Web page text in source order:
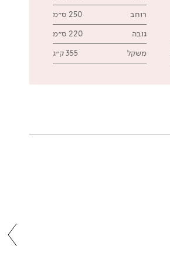
רוחב 250 ס״מ
גובה 220 ס״מ
משקל 355 ק״ג